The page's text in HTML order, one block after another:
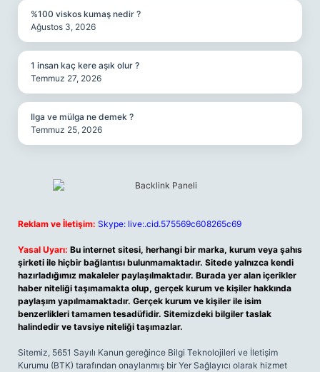
%100 viskos kumaş nedir ?
Ağustos 3, 2026
1 insan kaç kere aşık olur ?
Temmuz 27, 2026
Ilga ve mülga ne demek ?
Temmuz 25, 2026
Reklam ve İletişim: Skype: live:.cid.575569c608265c69
Yasal Uyarı: Bu internet sitesi, herhangi bir marka, kurum veya şahıs
şirketi ile hiçbir bağlantısı bulunmamaktadır. Sitede yalnızca kendi
hazırladığımız makaleler paylaşılmaktadır. Burada yer alan içerikler
haber niteliği taşımamakta olup, gerçek kurum ve kişiler hakkında
paylaşım yapılmamaktadır. Gerçek kurum ve kişiler ile isim
benzerlikleri tamamen tesadüfidir. Sitemizdeki bilgiler taslak
halindedir ve tavsiye niteliği taşımazlar.
Sitemiz, 5651 Sayılı Kanun gereğince Bilgi Teknolojileri ve İletişim
Kurumu (BTK) tarafından onaylanmış bir Yer Sağlayıcı olarak hizmet